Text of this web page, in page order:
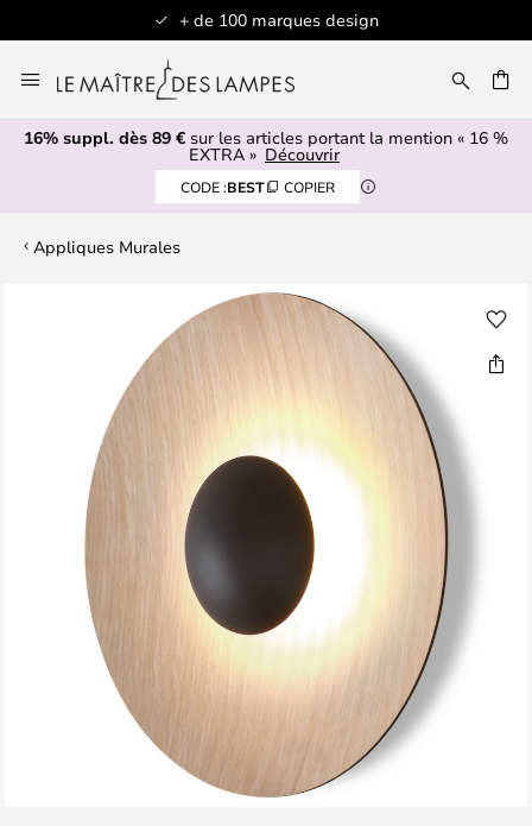
+ de 100 marques design
au
contenu
16% suppl. dès 89 € sur les articles portant la mention « 16 %
EXTRA » Découvrir
CODE :BEST COPIER
Appliques Murales